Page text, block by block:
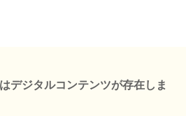
デジタルコンテンツが存在しま